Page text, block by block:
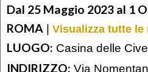
Dal 25 Maggio 2023 al 1
ROMA | Visualizza tutte le
LUOGO: Casina delle
INDIRIZZO: Via